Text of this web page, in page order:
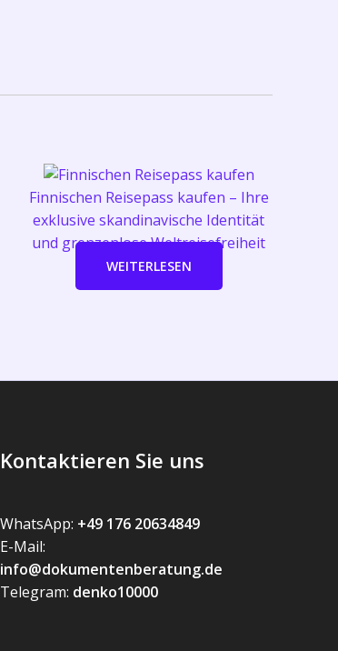
Finnischen Reisepass kaufen – Ihre
exklusive skandinavische Identität
und grenzenlose Weltreisefreiheit
WEITERLESEN
Kontaktieren Sie uns
WhatsApp: +49 176 20634849
E-Mail:
info@dokumentenberatung.de
Telegram: denko10000